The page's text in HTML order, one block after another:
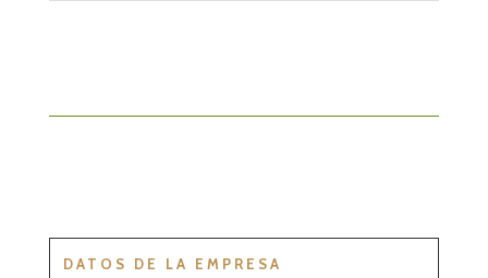
DATOS DE LA EMPRESA